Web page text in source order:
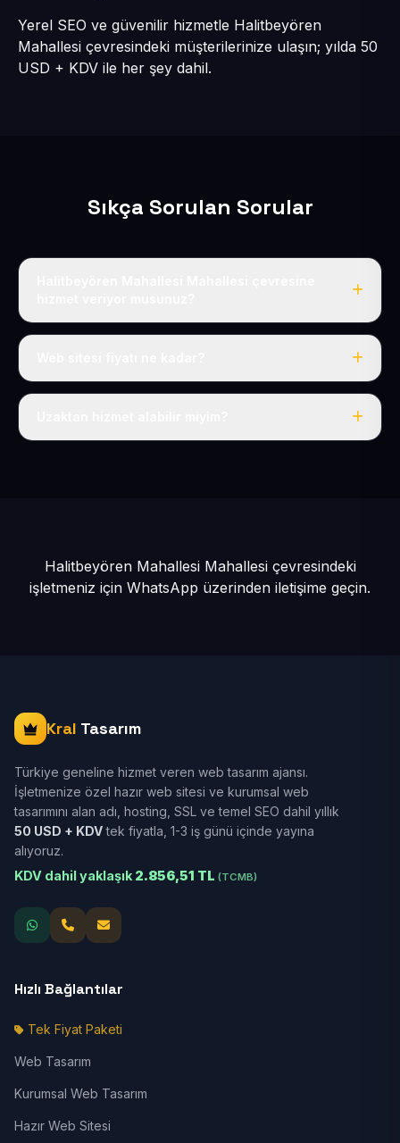
Yerel SEO ve güvenilir hizmetle Halitbeyören
Mahallesi çevresindeki müşterilerinize ulaşın; yılda 50
USD + KDV ile her şey dahil.
Sıkça Sorulan Sorular
Evet, Halitbeyören Mahallesi dahil tüm Pınarbaşı ve
Tek fiyat: yılda 50 USD + KDV, her şey dahil.
Halitbeyören Mahallesi Mahallesi çevresindeki
işletmeniz için WhatsApp üzerinden iletişime geçin.
Kral Tasarım
Türkiye geneline hizmet veren web tasarım ajansı.
İşletmenize özel hazır web sitesi ve kurumsal web
tasarımını alan adı, hosting, SSL ve temel SEO dahil yıllık
50 USD + KDVtek fiyatla, 1-3 iş günü içinde yayına
alıyoruz.
KDV dahil yaklaşık 2.856,51 TL (TCMB)
Hızlı Bağlantılar
Tek Fiyat Paketi
Web Tasarım
Kurumsal Web Tasarım
Hazır Web Sitesi